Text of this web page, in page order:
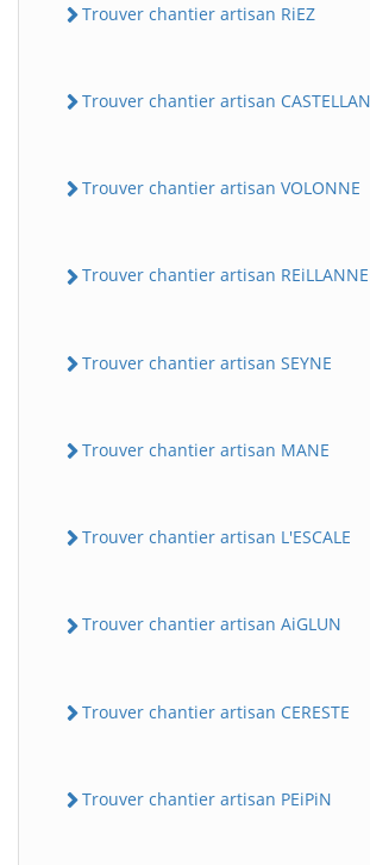
Trouver chantier artisan RiEZ
Trouver chantier artisan
Trouver chantier artisan VOLONNE
Trouver chantier artisan REiLLANNE
Trouver chantier artisan SEYNE
Trouver chantier artisan MANE
Trouver chantier artisan L'ESCALE
Trouver chantier artisan AiGLUN
Trouver chantier artisan CERESTE
Trouver chantier artisan PEiPiN